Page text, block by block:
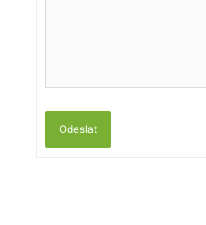
Odeslat